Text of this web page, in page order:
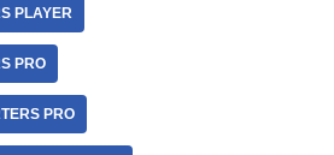
PLAYER
PRO
PRO